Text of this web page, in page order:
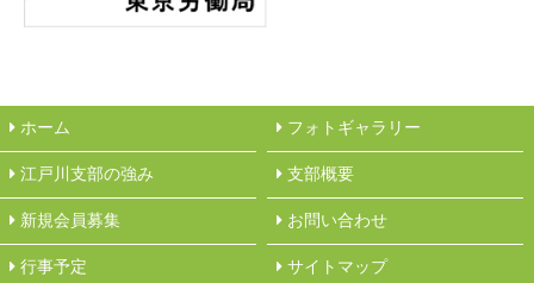
ホーム
江戸川支部の強み
新規会員募集
行事予定
フォトギャラリー
︎支部概要
︎お問い合わせ
サイトマップ